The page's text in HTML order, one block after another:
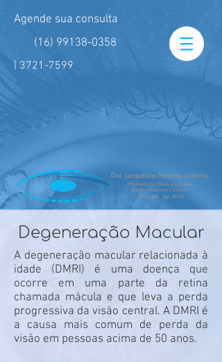
Agende sua consulta
(16) 99138-0358
| 3721-7599
Degeneração Macular
A degeneração macular relacionada à
idade (DMRI) é uma doença que
ocorre em uma parte da retina
chamada mácula e que leva a perda
progressiva da visão central. A DMRI é
a causa mais comum de perda da
visão em pessoas acima de 50 anos.